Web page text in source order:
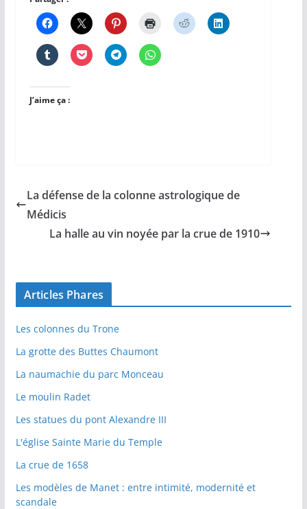
J’aime ça :
La défense de la colonne astrologique de
Médicis
La halle au vin noyée par la crue de 1910
Articles Phares
Les colonnes du Trone
La grotte des Buttes Chaumont
La naumachie du parc Monceau
Le moulin Radet
Les statues du pont Alexandre III
L'église Sainte Marie du Temple
La crue de 1658
Les modèles de Manet : entre intimité, modernité et
scandale